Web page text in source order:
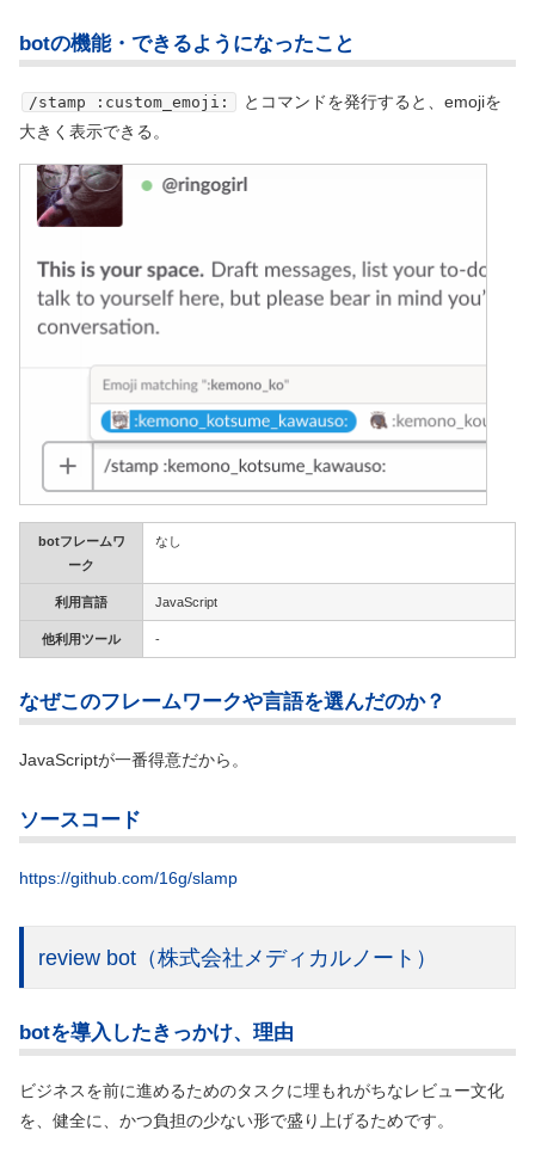
botの機能・できるようになったこと
/stamp :custom_emoji:
とコマンドを発行すると、emojiを
大きく表示できる。
botフレームワ
ーク
なし
利用言語 JavaScript
他利用ツール -
なぜこのフレームワークや言語を選んだのか？
JavaScriptが一番得意だから。
ソースコード
https://github.com/16g/slamp
review bot （株式会社メディカルノート）
botを導入したきっかけ、理由
ビジネスを前に進めるためのタスクに埋もれがちなレビュー文化
を、健全に、かつ負担の少ない形で盛り上げるためです。